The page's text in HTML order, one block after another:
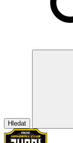
Hledat